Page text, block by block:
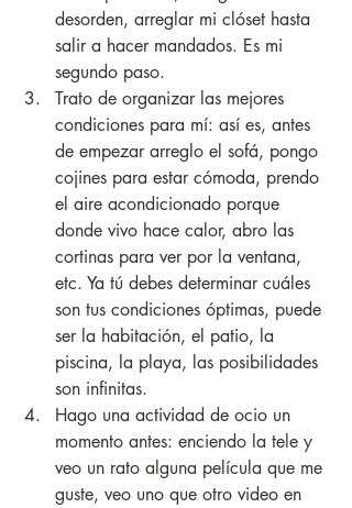
desorden, arreglar mi clóset hasta
salir a hacer mandados. Es mi
segundo paso.
Trato de organizar las mejores
condiciones para mí: así es, antes
de empezar arreglo el sofá, pongo
cojines para estar cómoda, prendo
el aire acondicionado porque
donde vivo hace calor, abro las
cortinas para ver por la ventana,
etc. Ya tú debes determinar cuáles
son tus condiciones óptimas, puede
ser la habitación, el patio, la
piscina, la playa, las posibilidades
son infinitas.
Hago una actividad de ocio un
momento antes: enciendo la tele y
veo un rato alguna película que me
guste, veo uno que otro video en